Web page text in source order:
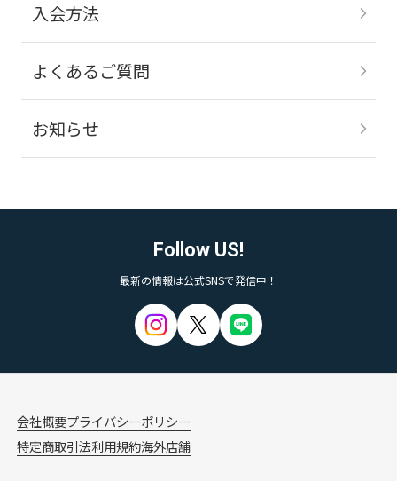
入会方法
よくあるご質問
お知らせ
Follow US!
最新の情報は公式SNSで発信中！
会社概要プライバシーポリシー
特定商取引法利用規約海外店舗